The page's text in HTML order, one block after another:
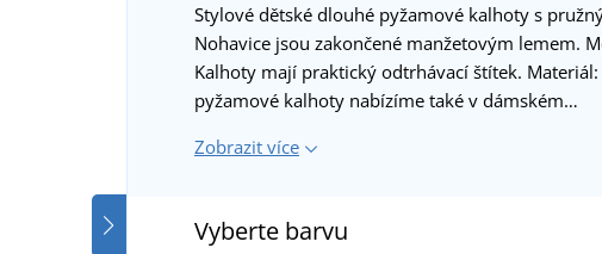
Stylové dětské dlouhé pyžamové kalhoty s
Nohavice jsou zakončené manžetovým lemem.
Kalhoty mají praktický odtrhávací štítek.
pyžamové kalhoty nabízíme také v dámském…
Zobrazit více
Vyberte barvu